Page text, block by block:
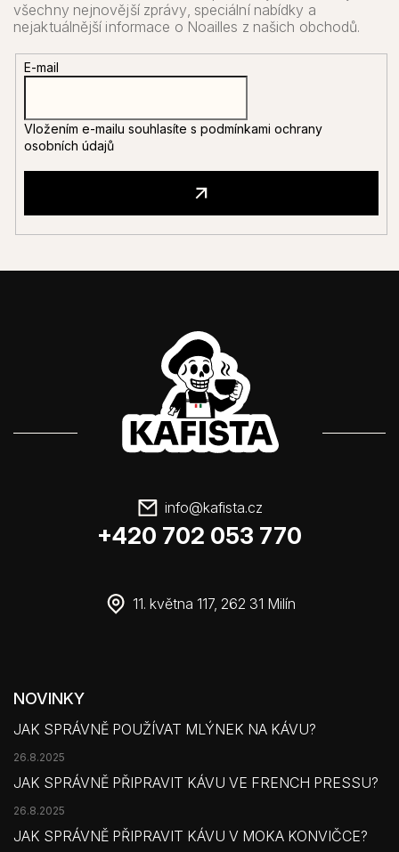
E-mail
Vložením e-mailu souhlasíte s podmínkami ochrany
osobních údajů
info@kafista.cz
+420 702 053 770
11. května 117, 262 31 Milín
NOVINKY
JAK SPRÁVNĚ POUŽÍVAT MLÝNEK NA KÁVU?
26.8.2025
JAK SPRÁVNĚ PŘIPRAVIT KÁVU VE FRENCH PRESSU?
26.8.2025
JAK SPRÁVNĚ PŘIPRAVIT KÁVU V MOKA KONVIČCE?